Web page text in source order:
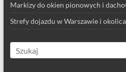
Markizy do okien pionowych i
Strefy dojazdu w Warszawie i